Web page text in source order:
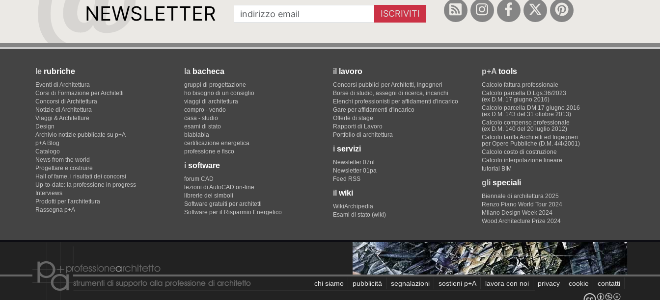
NEWSLETTER ISCRIVITI
le rubriche
Eventi di Architettura
Corsi di Formazione per Architetti
Concorsi di Architettura
Notizie di Architettura
Viaggi & Architetture
Design
Archivio notizie pubblicate su p+A
p+A Blog
Catalogo
News from the world
Progettare e costruire
Hall of fame. i risultati dei concorsi
Up-to-date: la professione in progress
Interviews
Prodotti per l'architettura
Rassegna p+A
la bacheca
gruppi di progettazione
ho bisogno di un consiglio
viaggi di architettura
compro - vendo
casa - studio
esami di stato
blablabla
certificazione energetica
professione e fisco
i software
forum CAD
lezioni di AutoCAD on-line
librerie dei simboli
Software gratuiti per architetti
Software per il Risparmio Energetico
il lavoro
Concorsi pubblici per Architetti, Ingegneri
Borse di studio, assegni di ricerca, incarichi
Elenchi professionisti per affidamenti d'incarico
Gare per affidamenti d'incarico
Offerte di stage
Rapporti di Lavoro
Portfolio di architettura
i servizi
Newsletter 07nl
Newsletter 01pa
Feed RSS
il wiki
WikiArchipedia
Esami di stato (wiki)
p+A tools
Calcolo fattura professionale
Calcolo parcella D.Lgs.36/2023
(ex D.M. 17 giugno 2016)
Calcolo parcella DM 17 giugno 2016
(ex D.M. 143 del 31 ottobre 2013)
Calcolo compenso professionale
(ex D.M. 140 del 20 luglio 2012)
Calcolo tariffa Architetti ed Ingegneri
per Opere Pubbliche (D.M. 4/4/2001)
Calcolo costo di costruzione
Calcolo interpolazione lineare
tutorial BIM
gli speciali
Biennale di architettura 2025
Renzo Piano World Tour 2024
Milano Design Week 2024
Wood Architecture Prize 2024
chi siamo pubblicità segnalazioni sostieni p+A lavora con noi privacy cookie contatti